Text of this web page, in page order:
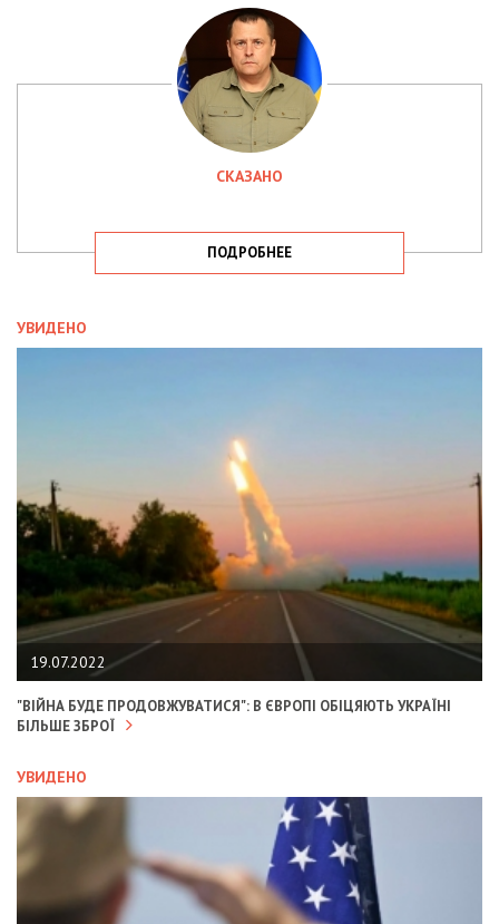
СКАЗАНО
ПОДРОБНЕЕ
УВИДЕНО
19.07.2022
"ВІЙНА БУДЕ ПРОДОВЖУВАТИСЯ": В ЄВРОПІ ОБІЦЯЮТЬ УКРАЇНІ
БІЛЬШЕ ЗБРОЇ
УВИДЕНО